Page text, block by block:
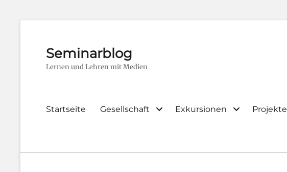
Seminarblog
Lernen und Lehren mit Medien
Primary
Startseite Gesellschaft Exkursionen Projekte